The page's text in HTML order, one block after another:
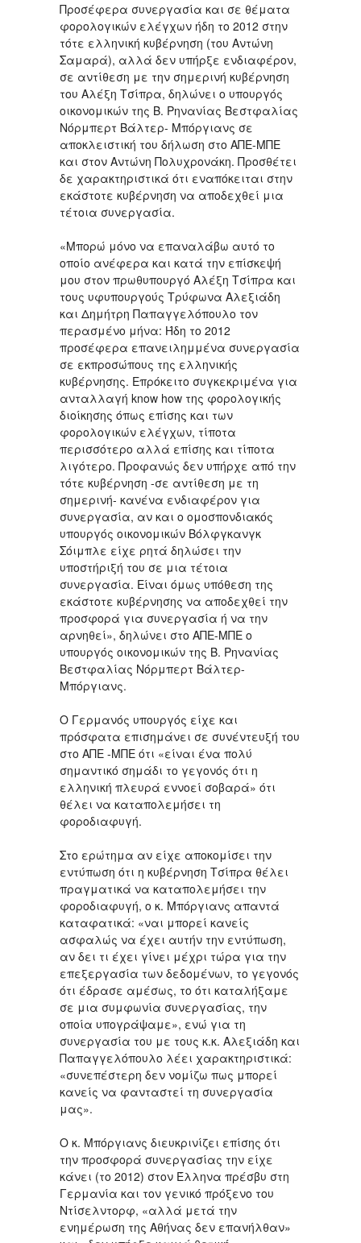
Προσέφερα συνεργασία και σε θέματα
φορολογικών ελέγχων ήδη το 2012 στην
τότε ελληνική κυβέρνηση (του Αντώνη
Σαμαρά), αλλά δεν υπήρξε ενδιαφέρον,
σε αντίθεση με την σημερινή κυβέρνηση
του Αλέξη Τσίπρα, δηλώνει ο υπουργός
οικονομικών της Β. Ρηνανίας Βεστφαλίας
Νόρμπερτ Βάλτερ- Μπόργιανς σε
αποκλειστική του δήλωση στο ΑΠΕ-ΜΠΕ
και στον Αντώνη Πολυχρονάκη. Προσθέτει
δε χαρακτηριστικά ότι εναπόκειται στην
εκάστοτε κυβέρνηση να αποδεχθεί μια
τέτοια συνεργασία.
«Μπορώ μόνο να επαναλάβω αυτό το
οποίο ανέφερα και κατά την επίσκεψή
μου στον πρωθυπουργό Αλέξη Τσίπρα και
τους υφυπουργούς Τρύφωνα Αλεξιάδη
και Δημήτρη Παπαγγελόπουλο τον
περασμένο μήνα: Ήδη το 2012
προσέφερα επανειλημμένα συνεργασία
σε εκπροσώπους της ελληνικής
κυβέρνησης. Επρόκειτο συγκεκριμένα για
ανταλλαγή know how της φορολογικής
διοίκησης όπως επίσης και των
φορολογικών ελέγχων, τίποτα
περισσότερο αλλά επίσης και τίποτα
λιγότερο. Προφανώς δεν υπήρχε από την
τότε κυβέρνηση -σε αντίθεση με τη
σημερινή- κανένα ενδιαφέρον για
συνεργασία, αν και ο ομοσπονδιακός
υπουργός οικονομικών Βόλφγκανγκ
Σόιμπλε είχε ρητά δηλώσει την
υποστήριξή του σε μια τέτοια
συνεργασία. Είναι όμως υπόθεση της
εκάστοτε κυβέρνησης να αποδεχθεί την
προσφορά για συνεργασία ή να την
αρνηθεί», δηλώνει στο ΑΠΕ-ΜΠΕ ο
υπουργός οικονομικών της Β. Ρηνανίας
Βεστφαλίας Νόρμπερτ Βάλτερ-
Μπόργιανς.
Ο Γερμανός υπουργός είχε και
πρόσφατα επισημάνει σε συνέντευξή του
στο ΑΠΕ -ΜΠΕ ότι «είναι ένα πολύ
σημαντικό σημάδι το γεγονός ότι η
ελληνική πλευρά εννοεί σοβαρά» ότι
θέλει να καταπολεμήσει τη
φοροδιαφυγή.
Στο ερώτημα αν είχε αποκομίσει την
εντύπωση ότι η κυβέρνηση Τσίπρα θέλει
πραγματικά να καταπολεμήσει την
φοροδιαφυγή, ο κ. Μπόργιανς απαντά
καταφατικά: «ναι μπορεί κανείς
ασφαλώς να έχει αυτήν την εντύπωση,
αν δει τι έχει γίνει μέχρι τώρα για την
επεξεργασία των δεδομένων, το γεγονός
ότι έδρασε αμέσως, το ότι καταλήξαμε
σε μια συμφωνία συνεργασίας, την
οποία υπογράψαμε», ενώ για τη
συνεργασία του με τους κ.κ. Αλεξιάδη και
Παπαγγελόπουλο λέει χαρακτηριστικά:
«συνεπέστερη δεν νομίζω πως μπορεί
κανείς να φανταστεί τη συνεργασία
μας».
Ο κ. Μπόργιανς διευκρινίζει επίσης ότι
την προσφορά συνεργασίας την είχε
κάνει (το 2012) στον Έλληνα πρέσβυ στη
Γερμανία και τον γενικό πρόξενο του
Ντίσελντορφ, «αλλά μετά την
ενημέρωση της Αθήνας δεν επανήλθαν»